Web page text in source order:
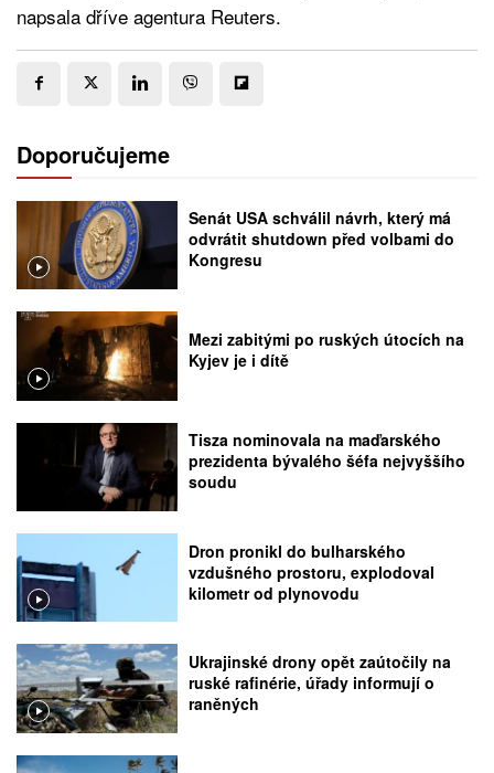
napsala dříve agentura Reuters.
Doporučujeme
Senát USA schválil návrh, který má
odvrátit shutdown před volbami do
Kongresu
Mezi zabitými po ruských útocích na
Kyjev je i dítě
Tisza nominovala na maďarského
prezidenta bývalého šéfa nejvyššího
soudu
Dron pronikl do bulharského
vzdušného prostoru, explodoval
kilometr od plynovodu
Ukrajinské drony opět zaútočily na
ruské rafinérie, úřady informují o
raněných